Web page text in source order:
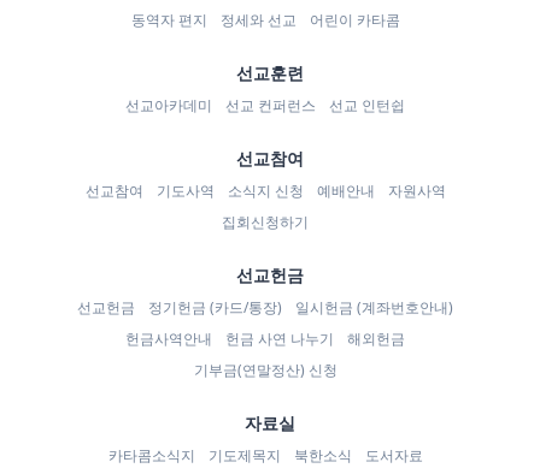
동역자 편지
정세와 선교 어린이 카타콤
선교훈련
선교아카데미 선교 컨퍼런스 선교 인턴쉽
선교참여
선교참여 기도사역 소식지 신청 예배안내
자원사역
집회신청하기
선교헌금
선교헌금 정기헌금 (카드/통장)
일시헌금 (계좌번호안내)
헌금사역안내
헌금 사연 나누기
해외헌금
기부금(연말정산) 신청
자료실
카타콤소식지 기도제목지 북한소식
도서자료